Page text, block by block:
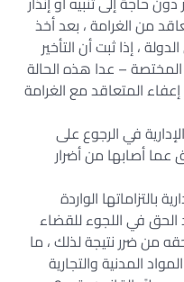
من الغرامة ، بعد أخذ
، إذا ثبت أن التأخير
– عدا هذه الحالة
إعفاء المتعاقد مع الغرامة
في الرجوع على
أصابها من أضرار
بالتزاماتها الواردة
الحق في اللجوء للقضاء
من ضرر نتيجة لذلك ، ما
المدنية والتجارية